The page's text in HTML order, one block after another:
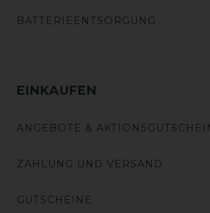
BATTERIEENTSORGUNG
EINKAUFEN
ANGEBOTE &
ZAHLUNG UND VERSAND
GUTSCHEINE